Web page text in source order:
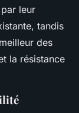
leur
tandis
des
la résistance